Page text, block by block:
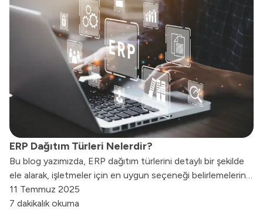
ERP Dağıtım Türleri Nelerdir?
Bu blog yazımızda, ERP dağıtım türlerini detaylı bir şekilde
ele alarak, işletmeler için en uygun seçeneği belirlemelerine
yardımcı olacağız.
11 Temmuz 2025
7 dakikalık okuma